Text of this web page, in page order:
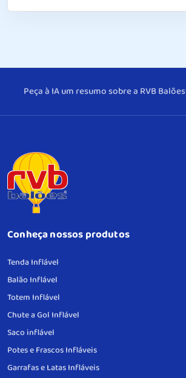
Peça à IA um resumo sobre a RVB Balões
Conheça nossos produtos
Tenda Inflável
Balão Inflável
Totem Inflável
Chute a Gol Inflável
Saco inflável
Potes e Frascos Infláveis
Garrafas e Latas Infláveis